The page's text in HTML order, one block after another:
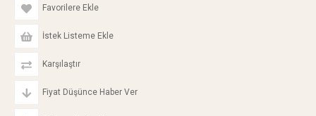
Favorilere Ekle
İstek Listeme Ekle
Karşılaştır
Fiyat Düşünce Haber Ver